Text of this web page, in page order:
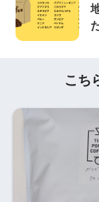
こち